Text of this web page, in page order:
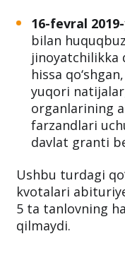
16-fevral
bilan
jinoyatchilikka
hissa
yuqori
organlarining
farzandlari
davlat granti
Ushbu turdagi
kvotalari
5 ta tanlovning
qilmaydi.